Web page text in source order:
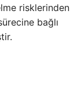
risklerinden
bağlı